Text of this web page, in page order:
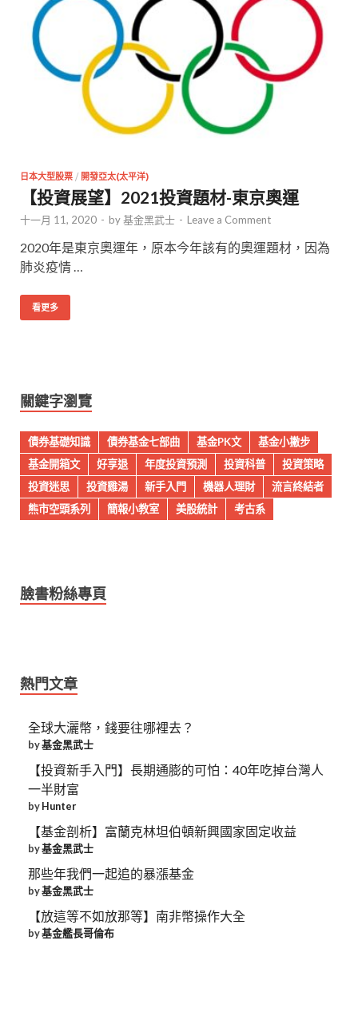
日本大型股票 / 開發亞太(太平洋)
【投資展望】2021投資題材-東京奧運
十一月 11, 2020 - by基金黑武士 - Leave a Comment
2020年是東京奧運年，原本今年該有的奧運題材，因為
肺炎疫情 …
看更多
關鍵字瀏覽
債券基礎知識 債券基金七部曲 基金PK文
基金小撇步
基金開箱文
好享退 年度投資預測 投資科普
投資策略
投資迷思
投資雞湯 新手入門 機器人理財
流言終結者
熊市空頭系列
簡報小教室 美股統計 考古系
臉書粉絲專頁
熱門文章
全球大灑幣，錢要往哪裡去？
by基金黑武士
【投資新手入門】長期通膨的可怕：40年吃掉台灣人
一半財富
byHunter
【基金剖析】富蘭克林坦伯頓新興國家固定收益
by基金黑武士
那些年我們一起追的暴漲基金
by基金黑武士
【放這等不如放那等】南非幣操作大全
by基金艦長哥倫布